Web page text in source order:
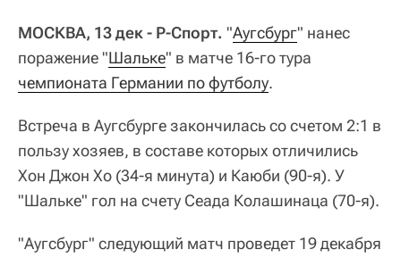
МОСКВА, 13 дек - Р-Спорт. "Аугсбург" нанес
поражение "Шальке" в матче 16-го тура
чемпионата Германии по футболу.
Встреча в Аугсбурге закончилась со счетом 2:1 в
пользу хозяев, в составе которых отличились
Хон Джон Хо (34-я минута) и Каюби (90-я). У
"Шальке" гол на счету Сеада Колашинаца (70-я).
"Аугсбург" следующий матч проведет 19 декабря